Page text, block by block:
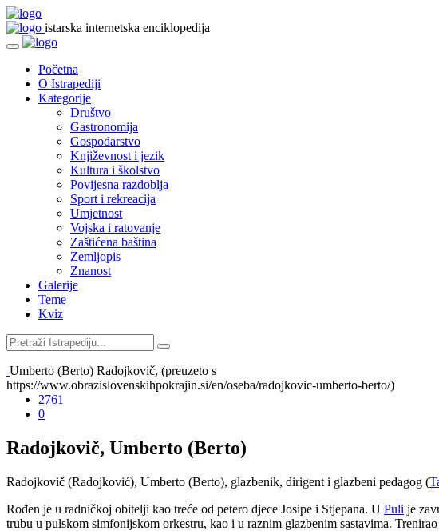
istarska internetska enciklopedija
Početna
O Istrapediji
Kategorije
Društvo
Gastronomija
Gospodarstvo
Književnost i jezik
Kultura i školstvo
Povijesna razdoblja
Sport i rekreacija
Umjetnost
Vojska i ratovanje
Zaštićena baština
Zemljopis
Znanost
Galerije
Teme
Kviz
Umberto (Berto) Radojkovič, (preuzeto s
https://www.obrazislovenskihpokrajin.si/en/oseba/radojkovic-umberto-berto/)
2761
0
Radojkovič, Umberto (Berto)
Radojkovič (Radojković), Umberto (Berto), glazbenik, dirigent i glazbeni pedagog (
Rođen je u radničkoj obitelji kao treće od petero djece Josipe i Stjepana. U Puli je
trubu u pulskom simfonijskom orkestru, kao i u raznim glazbenim sastavima.